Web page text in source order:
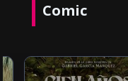
Comic